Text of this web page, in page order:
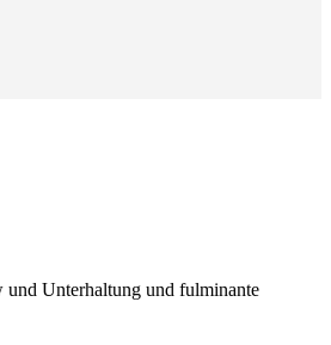
und Unterhaltung und fulminante